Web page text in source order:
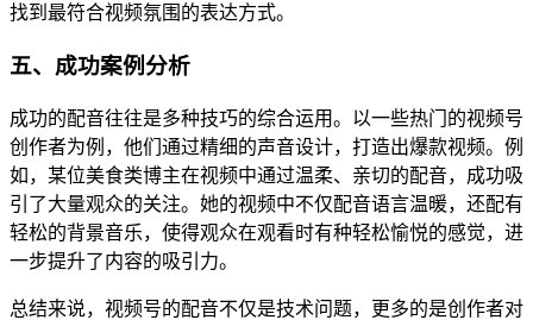
找到最符合视频氛围的表达方式。
五、成功案例分析
成功的配音往往是多种技巧的综合运用。以一些热门的视频号
创作者为例，他们通过精细的声音设计，打造出爆款视频。例
如，某位美食类博主在视频中通过温柔、亲切的配音，成功吸
引了大量观众的关注。她的视频中不仅配音语言温暖，还配有
轻松的背景音乐，使得观众在观看时有种轻松愉悦的感觉，进
一步提升了内容的吸引力。
总结来说，视频号的配音不仅是技术问题，更多的是创作者对